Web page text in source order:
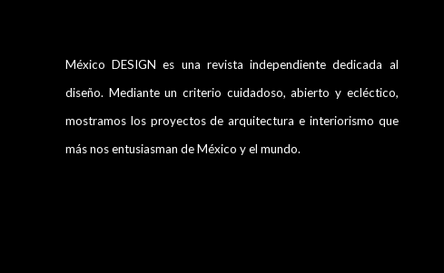
México DESIGN es una revista independiente dedicada al
diseño. Mediante un criterio cuidadoso, abierto y ecléctico,
mostramos los proyectos de arquitectura e interiorismo que
más nos entusiasman de México y el mundo.